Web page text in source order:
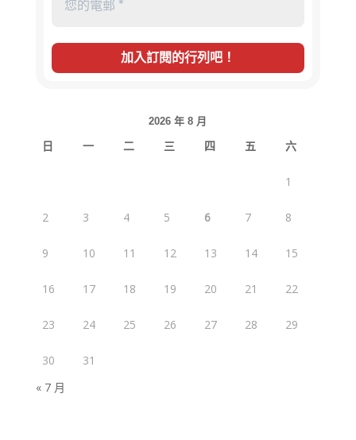
2026 年 8 月
日 一 二 三 四 五 六
1
2 3 4 5 6 7 8
9 10 11 12 13 14 15
16 17 18 19 20 21 22
23 24 25 26 27 28 29
30
31
« 7 月